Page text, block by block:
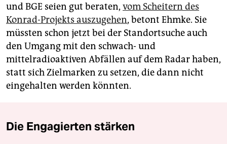
und BGE seien gut beraten, vom Scheitern des
Konrad-Projekts auszugehen, betont Ehmke. Sie
müssten schon jetzt bei der Standortsuche auch
den Umgang mit den schwach- und
mittelradioaktiven Abfällen auf dem Radar haben,
statt sich Zielmarken zu setzen, die dann nicht
eingehalten werden könnten.
Die Engagierten stärken